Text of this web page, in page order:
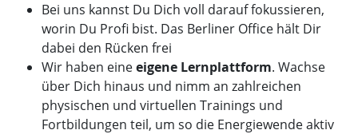
Bei uns kannst Du Dich voll darauf fokussieren,
worin Du Profi bist. Das Berliner Office hält Dir
dabei den Rücken frei
Wir haben eineeigene Lernplattform. Wachse
über Dich hinaus und nimm an zahlreichen
physischen und virtuellen Trainings und
Fortbildungen teil, um so die Energiewende aktiv